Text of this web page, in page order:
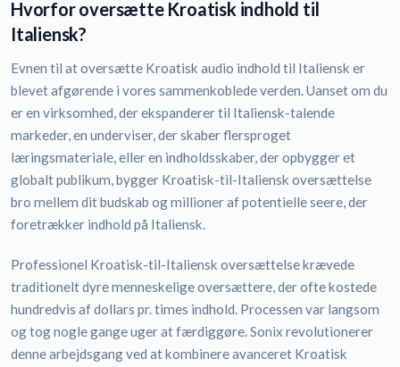
Hvorfor oversætte Kroatisk indhold til
Italiensk?
Evnen til at oversætte Kroatisk audio indhold til Italiensk er
blevet afgørende i vores sammenkoblede verden. Uanset om du
er en virksomhed, der ekspanderer til Italiensk-talende
markeder, en underviser, der skaber flersproget
læringsmateriale, eller en indholdsskaber, der opbygger et
globalt publikum, bygger Kroatisk-til-Italiensk oversættelse
bro mellem dit budskab og millioner af potentielle seere, der
foretrækker indhold på Italiensk.
Professionel Kroatisk-til-Italiensk oversættelse krævede
traditionelt dyre menneskelige oversættere, der ofte kostede
hundredvis af dollars pr. times indhold. Processen var langsom
og tog nogle gange uger at færdiggøre. Sonix revolutionerer
denne arbejdsgang ved at kombinere avanceret Kroatisk